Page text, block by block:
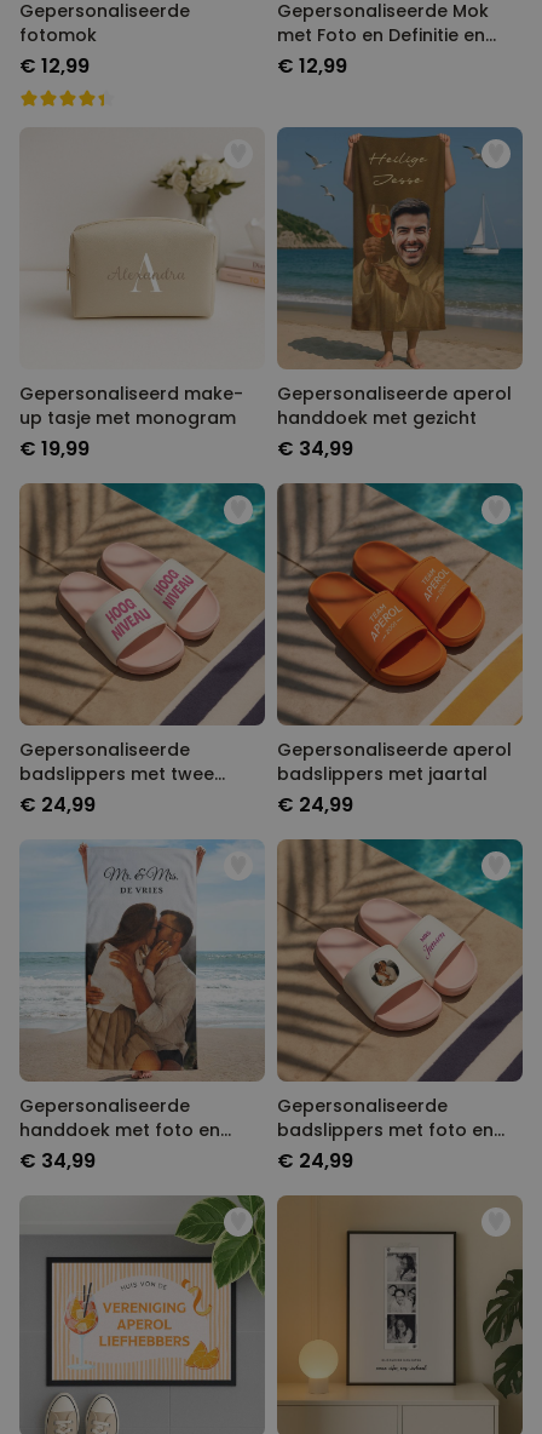
Gepersonaliseerde
fotomok
€ 12,99
Gepersonaliseerde Mok
met Foto en Definitie en
Hart-handvat
€ 12,99
Gepersonaliseerd make-
up tasje met monogram
€ 19,99
Gepersonaliseerde aperol
handdoek met gezicht
€ 34,99
Gepersonaliseerde
badslippers met twee
regels
€ 24,99
Gepersonaliseerde aperol
badslippers met jaartal
€ 24,99
Gepersonaliseerde
handdoek met foto en
tekst
€ 34,99
Gepersonaliseerde
badslippers met foto en
tekst
€ 24,99